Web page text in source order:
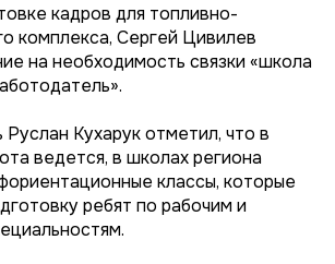
кадров для топливно-
комплекса, Сергей Цивилев
на необходимость связки «школа
Кухарук отметил, что в
ведется, в школах региона
классы, которые
ребят по рабочим и